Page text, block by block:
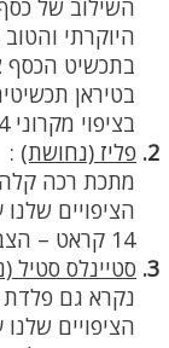
השילוב של כסף 925 וציפוי זהב יוצר את
היוקרתי
בתכשיט הכסף
בטיראן תכשיטים כל
בציפוי מקרוני 14 קראט, האיכותי והעמיד ביותר.
2. פליז (נחושת) :
מתכת רכה
הציפויים
14 קראט – הצבע בדומה לכסף זהה מאוד לזהב האמיתי.
3. סטיינלס סטיל
נקרא גם פלדת
הציפויים שלנו